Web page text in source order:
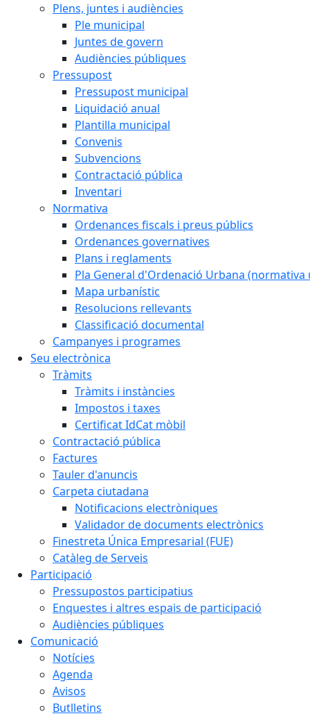
Plens, juntes i audiències
Ple municipal
Juntes de govern
Audiències públiques
Pressupost
Pressupost municipal
Liquidació anual
Plantilla municipal
Convenis
Subvencions
Contractació pública
Inventari
Normativa
Ordenances fiscals i preus públics
Ordenances governatives
Plans i reglaments
Pla General d'Ordenació Urbana (normativa
Mapa urbanístic
Resolucions rellevants
Classificació documental
Campanyes i programes
Seu electrònica
Tràmits
Tràmits i instàncies
Impostos i taxes
Certificat IdCat mòbil
Contractació pública
Factures
Tauler d'anuncis
Carpeta ciutadana
Notificacions electròniques
Validador de documents electrònics
Finestreta Única Empresarial (FUE)
Catàleg de Serveis
Participació
Pressupostos participatius
Enquestes i altres espais de participació
Audiències públiques
Comunicació
Notícies
Agenda
Avisos
Butlletins